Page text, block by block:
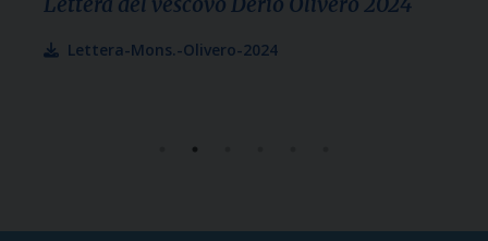
Lettera-Mons.-Olivero-2024